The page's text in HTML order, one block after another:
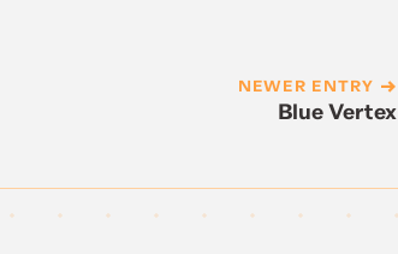
NEWER ENTRY
Blue Vertex